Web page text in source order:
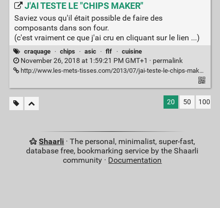
J'AI TESTE LE "CHIPS MAKER"
Saviez vous qu'il était possible de faire des
composants dans son four.
(c'est vraiment ce que j'ai cru en cliquant sur le lien ...)
craquage · chips · asic · flf · cuisine
November 26, 2018 at 1:59:21 PM GMT+1 · permalink
http://www.les-mets-tisses.com/2013/07/jai-teste-le-chips-maker.html
20 50 100
Shaarli · The personal, minimalist, super-fast,
database free, bookmarking service by the Shaarli
community · Documentation